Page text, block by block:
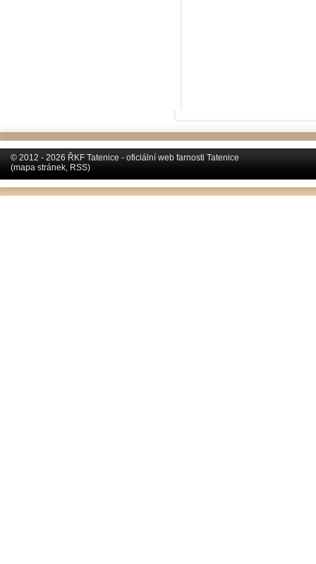
© 2012 - 2026 ŘKF Tatenice - oficiální web farnosti Tatenice
(mapa stránek, RSS)